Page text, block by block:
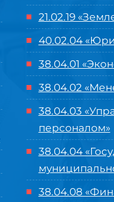
21.02.19
40.02.04
38.04.01
38.04.02
38.04.03
персоналом»
38.04.04
38.04.08